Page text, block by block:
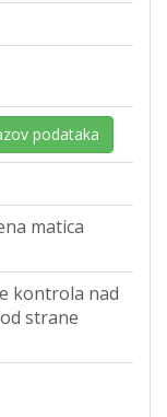
podataka
matica
kontrola nad
strane